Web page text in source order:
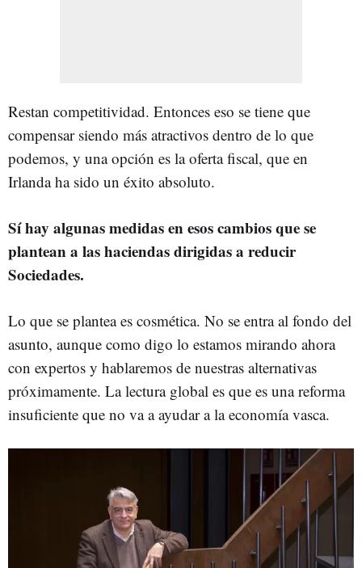
Restan competitividad. Entonces eso se tiene que
compensar siendo más atractivos dentro de lo que
podemos, y una opción es la oferta fiscal, que en
Irlanda ha sido un éxito absoluto.
Sí hay algunas medidas en esos cambios que se
plantean a las haciendas dirigidas a reducir
Sociedades.
Lo que se plantea es cosmética. No se entra al fondo del
asunto, aunque como digo lo estamos mirando ahora
con expertos y hablaremos de nuestras alternativas
próximamente. La lectura global es que es una reforma
insuficiente que no va a ayudar a la economía vasca.